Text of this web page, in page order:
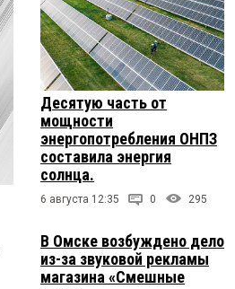
Десятую часть от
мощности
энергопотребления ОНПЗ
составила энергия
солнца.
6 августа 12:35 0 295
В Омске возбуждено дело
из-за звуковой рекламы
магазина «Смешные